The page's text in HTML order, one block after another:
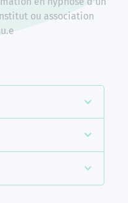
ou association